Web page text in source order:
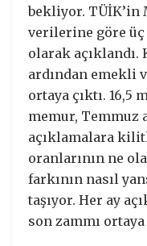
bekliyor. TÜİK’in
verilerine göre üç
olarak
ardından emekli
ortaya çıktı.
memur, Temmuz
açıklamalara
oranlarının ne
farkının nasıl
taşıyor. Her ay
son zammı